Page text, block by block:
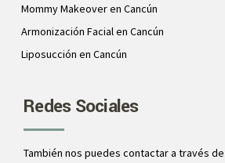
Mommy Makeover en Cancún
Armonización Facial en Cancún
Liposucción en Cancún
Redes Sociales
También nos puedes contactar a través